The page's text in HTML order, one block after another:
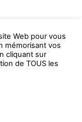
Web pour vous
mémorisant vos
cliquant sur
de TOUS les